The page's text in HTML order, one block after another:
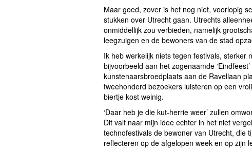
Maar goed, zover is het nog niet, voorlopig
stukken over Utrecht gaan. Utrechts
onmiddellijk zou verbieden, namelijk
leegzuigen en de bewoners van de stad
Ik heb werkelijk niets tegen festivals, sterker
bijvoorbeeld aan het zogenaamde
kunstenaarsbroedplaats aan de Ravellaan
tweehonderd bezoekers luisteren op een
biertje kost weinig.
‘Daar heb je die kut-herrie weer’ zullen
Dit valt naar mijn idee echter in het niet
technofestivals de bewoner van Utrecht, die
reflecteren op de afgelopen week en op zijn